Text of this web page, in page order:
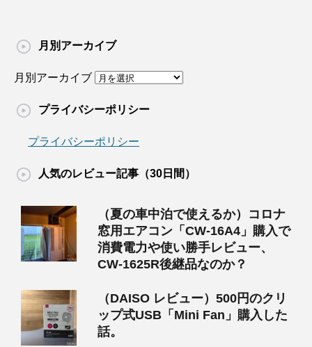
月別アーカイブ
月別アーカイブ
プライバシーポリシー
プライバシーポリシー
人気のレビュー記事（30日間）
（夏の車中泊で使えるか）コロナ
窓用エアコン「CW-16A4」購入で
消費電力や使い勝手レビュー、
CW-1625R後継品なのか？
（DAISO レビュー）500円のクリ
ップ式USB「Mini Fan」購入した
話。